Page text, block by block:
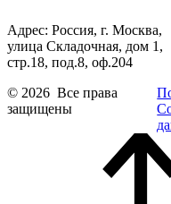
Адрес: Россия, г. Москва,
улица Складочная, дом 1,
стр.18, под.8, оф.204
© 2026 Все права
защищены